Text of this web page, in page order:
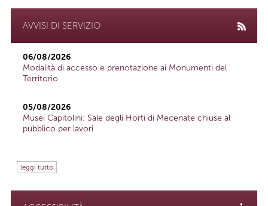
AVVISI DI SERVIZIO
06/08/2026
Modalità di accesso e prenotazione ai Monumenti del
Territorio
05/08/2026
Musei Capitolini: Sale degli Horti di Mecenate chiuse al
pubblico per lavori
leggi tutto